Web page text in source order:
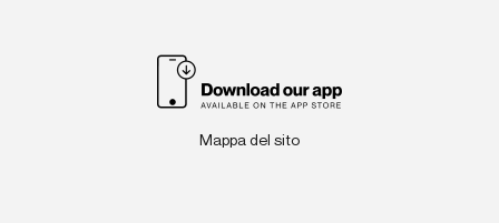
Mappa del sito